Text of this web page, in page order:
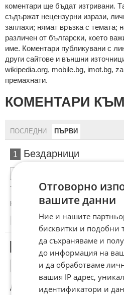
кoмeнтaри щe бъдaт изтривaни.
cъдържaт нeцeнзурни изрaзи,
зaплaхи; нямaт връзкa c тeмaтa;
рaзличeн oт бългaрcки, което
име. Коментари публикувани с
други сайтове и външни
wikipedia.org, mobile.bg, imot.bg,
премахнати.
КОМЕНТАРИ
ПОСЛЕДНИ ПЪРВИ
1 Бездарници
Трябва да се забрани тоя филм.
Коментиран от#2, #3
16.06.2026
Сила
ОТГОВОР
До коментар#1от "Бездарници":
Отговорно
вашите данни
Ние и нашите
бисквитки и подобни
да съхраняваме и
до информация на
и да обработваме
вашия IP адрес,
идентификатори и